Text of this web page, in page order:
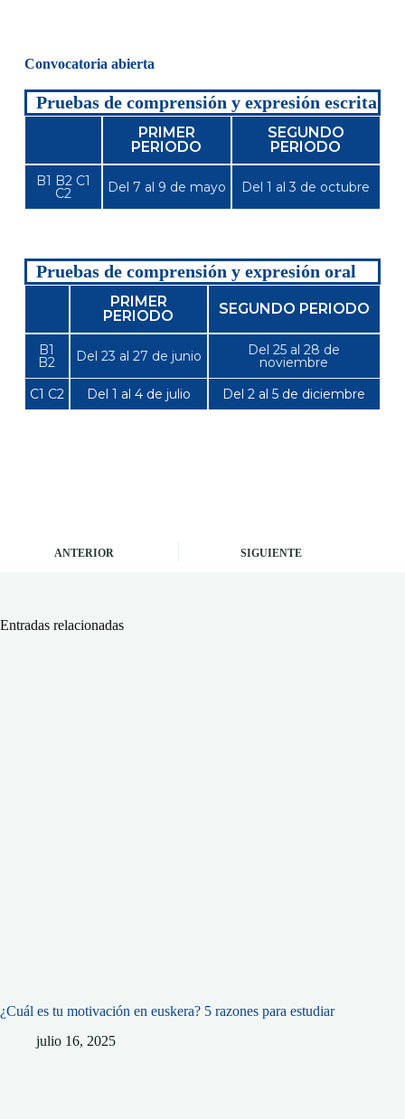
Convocatoria abierta
Pruebas de comprensión y expresión escrita
PRIMER
PERIODO
SEGUNDO
PERIODO
B1 B2 C1
C2 Del 7 al 9 de mayo Del 1 al 3 de octubre
Pruebas de comprensión y expresión oral
PRIMER
PERIODO
SEGUNDO PERIODO
B1
B2 Del 23 al 27 de junio Del 25 al 28 de
noviembre
C1 C2
Del 1 al 4 de julio Del 2 al 5 de diciembre
ANTERIOR SIGUIENTE
Entradas relacionadas
¿Cuál es tu motivación en euskera? 5 razones para estudiar
julio 16, 2025